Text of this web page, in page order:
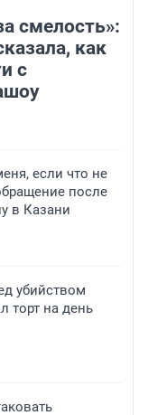
смелость»:
как
с
если что не
после
в Казани
убийством
торт на день